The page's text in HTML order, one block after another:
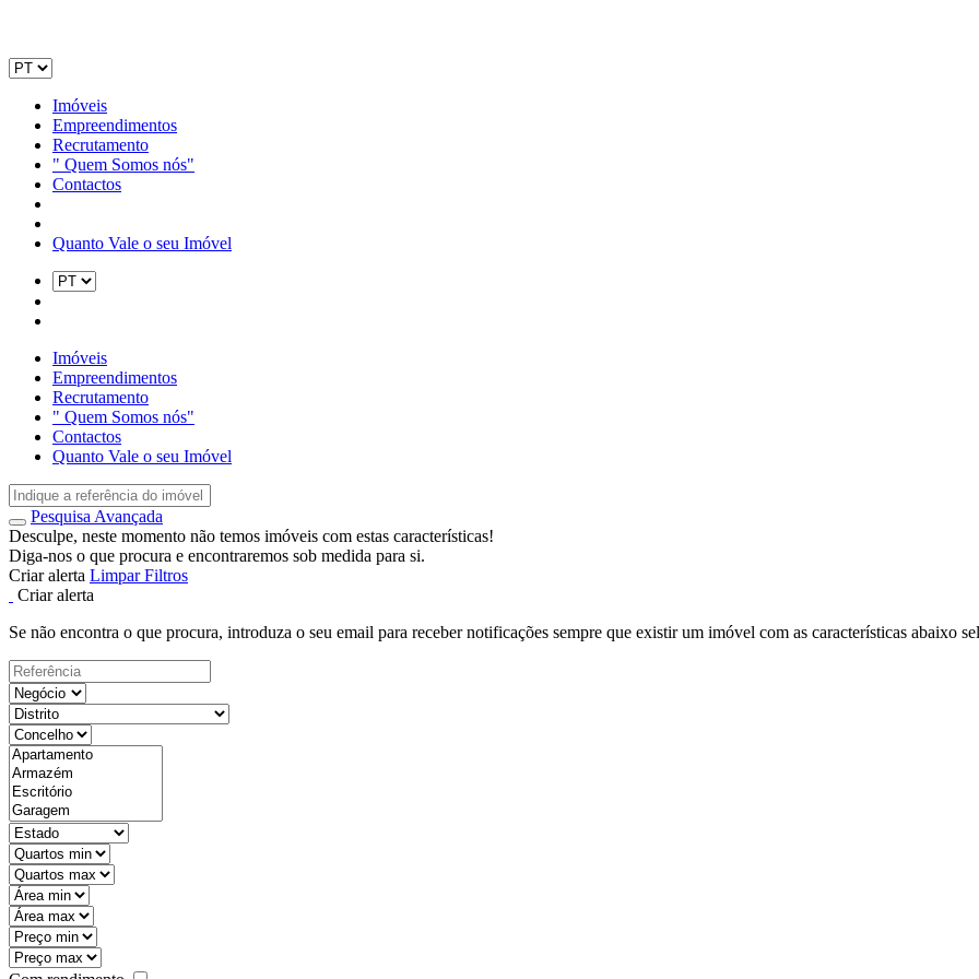
Imóveis
Empreendimentos
Recrutamento
" Quem Somos nós"
Contactos
Quanto Vale o seu Imóvel
Imóveis
Empreendimentos
Recrutamento
" Quem Somos nós"
Contactos
Quanto Vale o seu Imóvel
Pesquisa Avançada
Desculpe, neste momento não temos imóveis com estas características!
Diga-nos o que procura e encontraremos sob medida para si.
Criar alerta Limpar Filtros
Criar alerta
Se não encontra o que procura, introduza o seu email para receber notificações sempre que existir um imóvel com as características abaixo